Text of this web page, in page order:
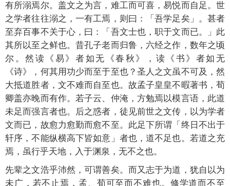
有所溺焉尔。盖文之为言，难工而可喜，易悦而自足。世
之学者往往溺之，一有工焉，则曰：「吾学足矣」。甚者
至弃百事不关于心，曰：「吾文士也，职于文而已。」此
其所以至之鲜也。昔孔子老而归鲁，六经之作，数年之顷
尔。然读《易》者如无《春秋》，读《书》者如无
《诗》，何其用功少而至于至也？圣人之文虽不可及，然
大抵道胜者，文不难而自至也。故孟子皇皇不暇著书，荀
卿盖亦晚而有作。若子云、仲淹，方勉焉以模言语，此道
未足而强言者也。后之惑者，徒见前世之文传，以为学者
文而已，故愈力愈勤而愈不至。此足下所谓「终日不出于
轩序，不能纵横高下皆如意」者也，道不足也。若道之充
焉，虽行乎天地，入于渊泉，无不之也。
先辈之文浩乎沛然，可谓善矣。而又志于为道，犹自以为
未广，若不止焉，孟、荀可至而不难也。修学道而不至